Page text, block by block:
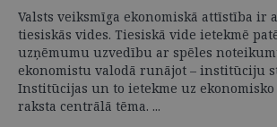
Valsts veiksmīga ekonomiskā attīstība ir
tiesiskās vides. Tiesiskā vide ietekmē
uzņēmumu uzvedību ar spēles
ekonomistu valodā runājot – institūciju
Institūcijas un to ietekme uz
raksta centrālā tēma. ...